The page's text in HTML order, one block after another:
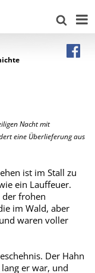
Nacht mit
eine Überlieferung aus
ist im Stall zu
ein Lauffeuer.
der frohen
im Wald, aber
waren voller
Der Hahn
er war, und